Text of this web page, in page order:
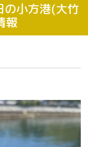
小方港(大竹
報